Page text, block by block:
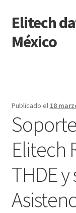
Saltar
a
navegación
Ir
al
contenido
Elitech
México
Finalizar compra
Mi cuenta
Página de ejemplo
Tienda
Publicado el 18
Elitech
THDE